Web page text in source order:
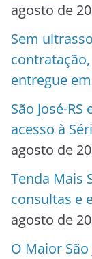
agosto de
Sem
entregue
São José-
acesso à
agosto de
Tenda Mais
consultas e
agosto de
O Maior